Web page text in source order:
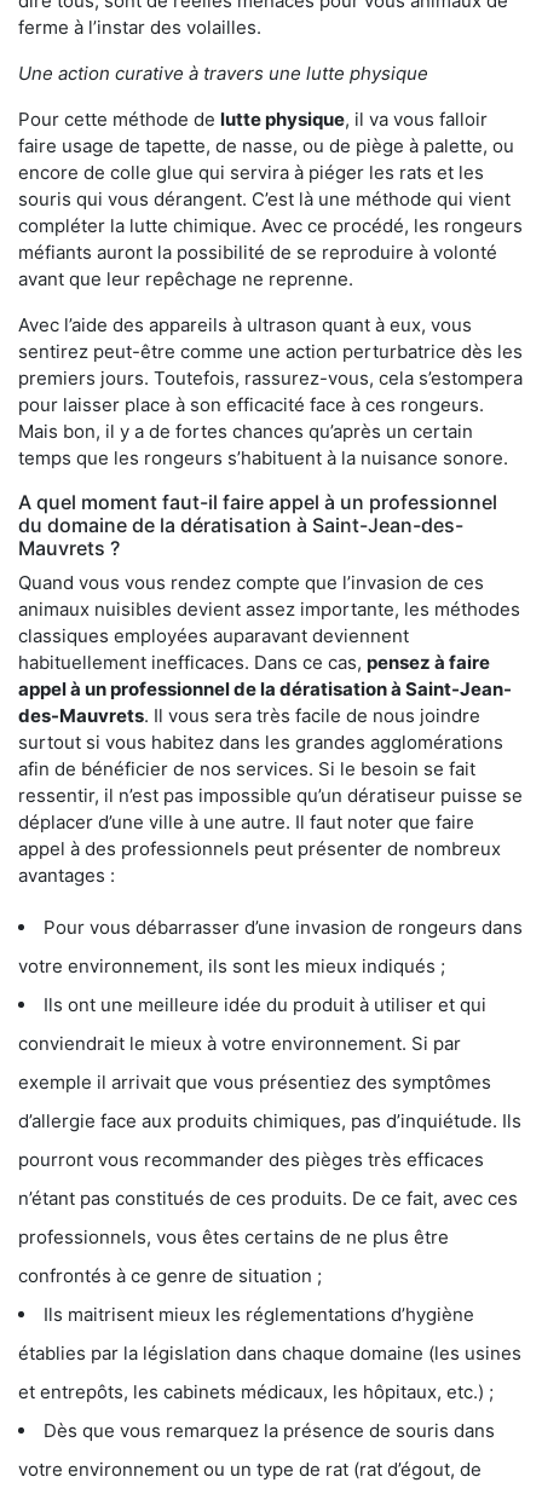
ferme à l’instar des volailles.
Une action curative à travers une lutte physique
Pour cette méthode de lutte physique, il va vous falloir
faire usage de tapette, de nasse, ou de piège à palette, ou
encore de colle glue qui servira à piéger les rats et les
souris qui vous dérangent. C’est là une méthode qui vient
compléter la lutte chimique. Avec ce procédé, les rongeurs
méfiants auront la possibilité de se reproduire à volonté
avant que leur repêchage ne reprenne.
Avec l’aide des appareils à ultrason quant à eux, vous
sentirez peut-être comme une action perturbatrice dès les
premiers jours. Toutefois, rassurez-vous, cela s’estompera
pour laisser place à son efficacité face à ces rongeurs.
Mais bon, il y a de fortes chances qu’après un certain
temps que les rongeurs s’habituent à la nuisance sonore.
A quel moment faut-il faire appel à un professionnel
du domaine de la dératisation à Saint-Jean-des-
Mauvrets ?
Quand vous vous rendez compte que l’invasion de ces
animaux nuisibles devient assez importante, les méthodes
classiques employées auparavant deviennent
habituellement inefficaces. Dans ce cas, pensez à faire
appel à un professionnel de la dératisation à Saint-Jean-
des-Mauvrets. Il vous sera très facile de nous joindre
surtout si vous habitez dans les grandes agglomérations
afin de bénéficier de nos services. Si le besoin se fait
ressentir, il n’est pas impossible qu’un dératiseur puisse se
déplacer d’une ville à une autre. Il faut noter que faire
appel à des professionnels peut présenter de nombreux
avantages :
Pour vous débarrasser d’une invasion de rongeurs dans
votre environnement, ils sont les mieux indiqués ;
Ils ont une meilleure idée du produit à utiliser et qui
conviendrait le mieux à votre environnement. Si par
exemple il arrivait que vous présentiez des symptômes
d’allergie face aux produits chimiques, pas d’inquiétude. Ils
pourront vous recommander des pièges très efficaces
n’étant pas constitués de ces produits. De ce fait, avec ces
professionnels, vous êtes certains de ne plus être
confrontés à ce genre de situation ;
Ils maitrisent mieux les réglementations d’hygiène
établies par la législation dans chaque domaine (les usines
et entrepôts, les cabinets médicaux, les hôpitaux, etc.) ;
Dès que vous remarquez la présence de souris dans
votre environnement ou un type de rat (rat d’égout, de